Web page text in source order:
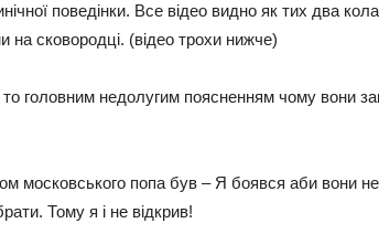
поведінки. Все відео видно як тих два
на сковородці. (відео трохи нижче)
то головним недолугим поясненням чому вони
московського попа був – Я боявся аби вони
Тому я і не відкрив!